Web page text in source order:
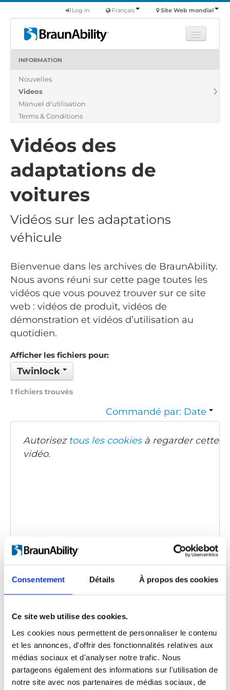
Consentement Détails À propos des cookies
Ce site web utilise des cookies.
Les cookies nous permettent de personnaliser le contenu
et les annonces, d'offrir des fonctionnalités relatives aux
médias sociaux et d'analyser notre trafic. Nous
partageons également des informations sur l'utilisation de
notre site avec nos partenaires de médias sociaux, de
Site Web mondial
Français
Log in
Produits
Nous
Trouver un revendeur
INFORMATION
Nouvelles
Videos
Manuel d'utilisation
Terms & Conditions
Vidéos des
adaptations de
voitures
Vidéos sur les adaptations
véhicule
Bienvenue dans les archives de BraunAbility.
Nous avons réuni sur cette page toutes les
vidéos que vous pouvez trouver sur ce site
web : vidéos de produit, vidéos de
démonstration et vidéos d’utilisation au
quotidien.
Afficher les fichiers pour:
Twinlock
1 fichiers trouvés
Commandé par: Date
Autorisez tous les cookiesà regarder cette
vidéo.
Twinlock: How to use
collez-le dans le html de votre propre site pour
intégrer la vidéo):
Langue de la vidéo: English
Catégorie:Product video, Training video, Twinlock